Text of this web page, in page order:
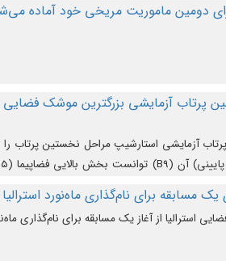
دومین ماموریت مریخی خود آماده
آزمایشی استارشیپ مراحل نخستین پرتاب
با یک مکانیزم جدید با موفقیت از آن جدا شود.
یک مسابقه برای نام‌گذاری ماه‌نورد استرالیا
استرالیا از آغاز یک مسابقه برای نام‌گذاری